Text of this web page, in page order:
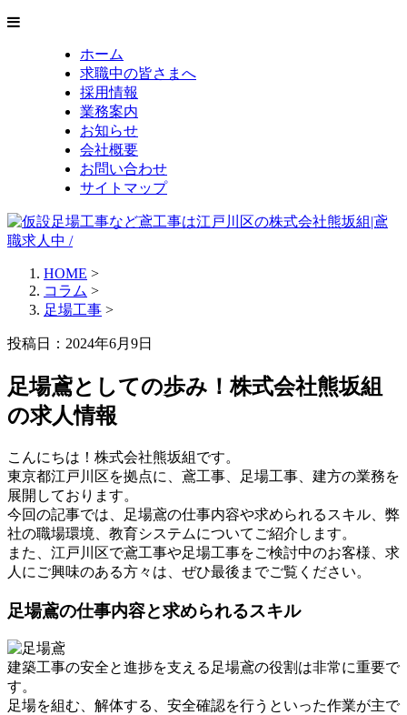
ホーム
求職中の皆さまへ
採用情報
業務案内
お知らせ
会社概要
お問い合わせ
サイトマップ
HOME >
コラム >
足場工事 >
投稿日：2024年6月9日
足場鳶としての歩み！株式会社熊坂組
の求人情報
こんにちは！株式会社熊坂組です。
東京都江戸川区を拠点に、鳶工事、足場工事、建方の業務を
展開しております。
今回の記事では、足場鳶の仕事内容や求められるスキル、弊
社の職場環境、教育システムについてご紹介します。
また、江戸川区で鳶工事や足場工事をご検討中のお客様、求
人にご興味のある方々は、ぜひ最後までご覧ください。
足場鳶の仕事内容と求められるスキル
建築工事の安全と進捗を支える足場鳶の役割は非常に重要で
す。
足場を組む、解体する、安全確認を行うといった作業が主で